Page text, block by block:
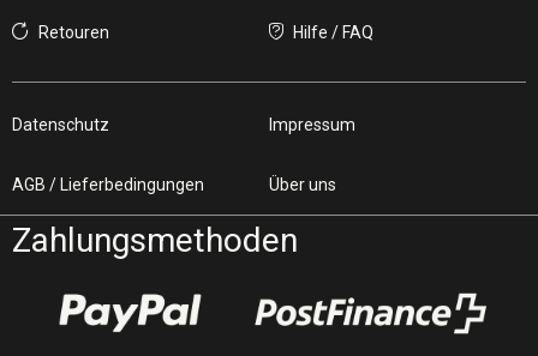
Retouren Hilfe / FAQ
Datenschutz Impressum
AGB / Lieferbedingungen Über uns
Zahlungsmethoden